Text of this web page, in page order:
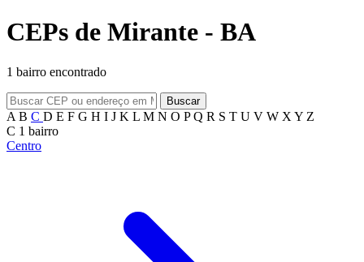
CEPs de Mirante - BA
1 bairro encontrado
Buscar
A B C D E F G H I J K L M N O PQ R S T U V W X Y Z
C 1 bairro
Centro